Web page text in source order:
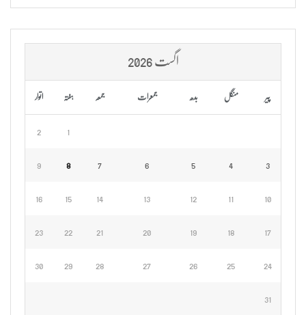
اگست 2026
پیر منگل بدھ جمعرات جمعہ ہفتہ اتوار
1
2
3
4
5
6
7
8
9
10
11
12
13
14
15
16
17
18
19
20
21
22
23
24
25
26
27
28
29
30
31